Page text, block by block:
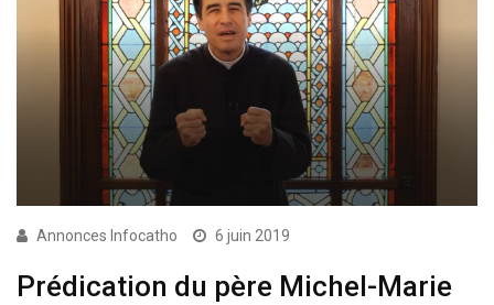
Annonces Infocatho 6 juin 2019
Prédication du père Michel-Marie